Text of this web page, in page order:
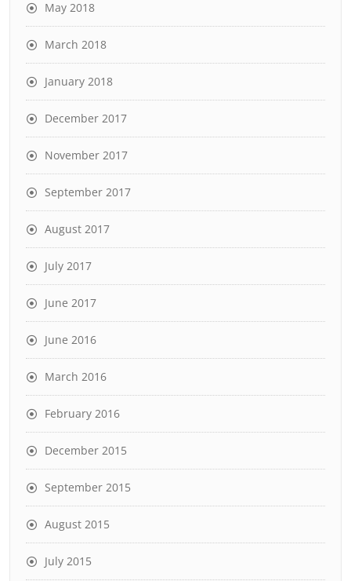
May 2018
March 2018
January 2018
December 2017
November 2017
September 2017
August 2017
July 2017
June 2017
June 2016
March 2016
February 2016
December 2015
September 2015
August 2015
July 2015